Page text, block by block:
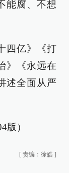
能腐、不想
四亿》《打
》《永远在
述全面从严
版）
[ 责编：徐皓 ]